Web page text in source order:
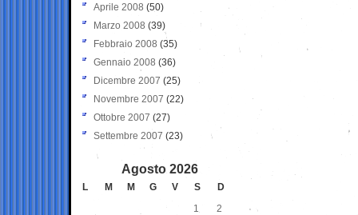
Aprile 2008 (50)
Marzo 2008 (39)
Febbraio 2008 (35)
Gennaio 2008 (36)
Dicembre 2007 (25)
Novembre 2007 (22)
Ottobre 2007 (27)
Settembre 2007 (23)
Agosto 2026
L M M G V S
D
1
2